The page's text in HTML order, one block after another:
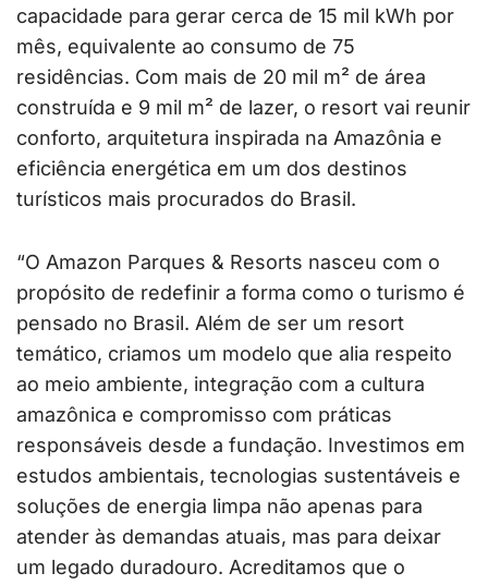
capacidade para gerar cerca de 15 mil kWh por
mês, equivalente ao consumo de 75
residências. Com mais de 20 mil m² de área
construída e 9 mil m² de lazer, o resort vai reunir
conforto, arquitetura inspirada na Amazônia e
eficiência energética em um dos destinos
turísticos mais procurados do Brasil.
“O Amazon Parques & Resorts nasceu com o
propósito de redefinir a forma como o turismo é
pensado no Brasil. Além de ser um resort
temático, criamos um modelo que alia respeito
ao meio ambiente, integração com a cultura
amazônica e compromisso com práticas
responsáveis desde a fundação. Investimos em
estudos ambientais, tecnologias sustentáveis e
soluções de energia limpa não apenas para
atender às demandas atuais, mas para deixar
um legado duradouro. Acreditamos que o